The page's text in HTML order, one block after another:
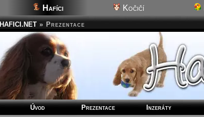
Hafíci Kočičí
HAFICI.NET » Prezentace
Úvod Prezentace Inzeráty